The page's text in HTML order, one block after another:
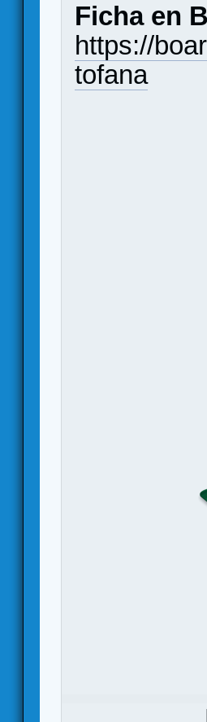
Ficha en
https://
tofana